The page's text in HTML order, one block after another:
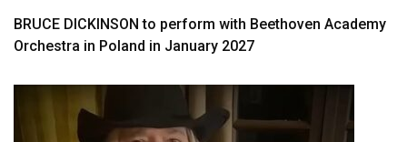
BRUCE DICKINSON to perform with Beethoven Academy
Orchestra in Poland in January 2027